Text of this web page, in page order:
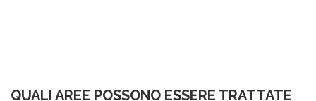
QUALI AREE POSSONO ESSERE TRATTATE